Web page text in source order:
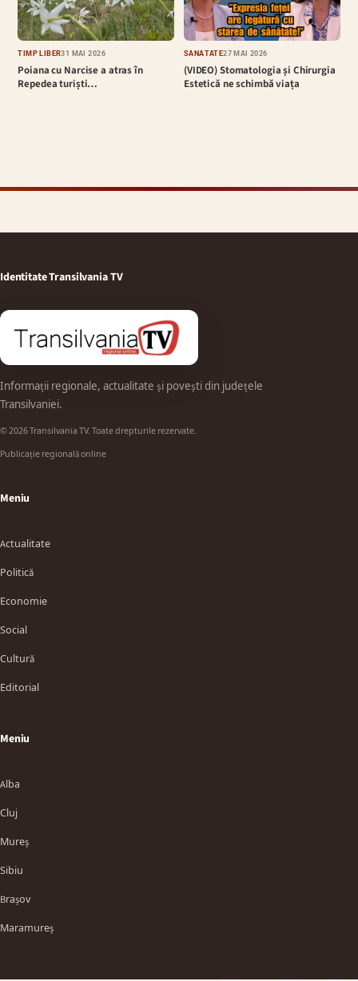
TIMP LIBER31 MAI 2026
Poiana cu Narcise a atras în
Repedea turiști…
SĂNĂTATE27 MAI 2026
(VIDEO) Stomatologia și Chirurgia
Estetică ne schimbă viața
Identitate Transilvania TV
Informații regionale, actualitate și povești din județele
Transilvaniei.
© 2026 Transilvania TV. Toate drepturile rezervate.
Publicație regională online
Meniu
Actualitate
Politică
Economie
Social
Cultură
Editorial
Meniu
Alba
Cluj
Mureș
Sibiu
Brașov
Maramureș